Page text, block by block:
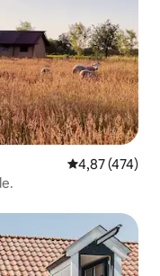
Prosječna
4,87 (474)